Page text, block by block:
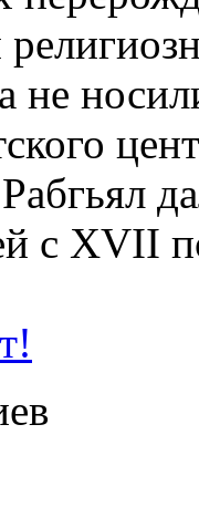
не
с XVII